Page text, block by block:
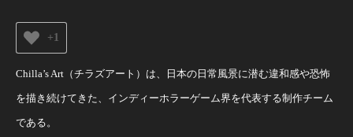
+1
Chilla’s Art（チラズアート）は、日本の日常風景に潜む違和感や恐怖
を描き続けてきた、インディーホラーゲーム界を代表する制作チーム
である。